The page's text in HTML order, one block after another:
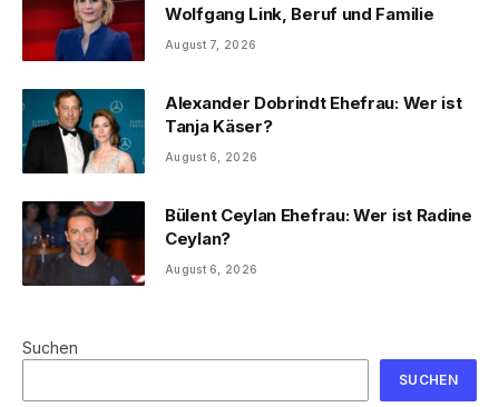
Wolfgang Link, Beruf und Familie
August 7, 2026
Alexander Dobrindt Ehefrau: Wer ist
Tanja Käser?
August 6, 2026
Bülent Ceylan Ehefrau: Wer ist Radine
Ceylan?
August 6, 2026
Suchen
SUCHEN